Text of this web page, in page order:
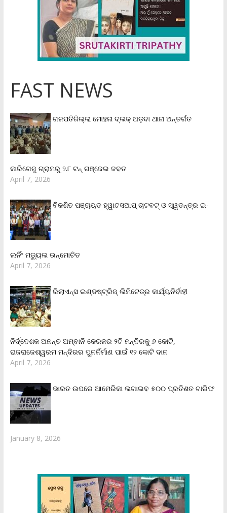
FAST NEWS
ଗଜପତିଜିଲ୍ଲା ମୋହନା ବ୍ଲକ୍‌ ଅଡ଼ବା ଥାନା ଅନ୍ତର୍ଗତ
କାରିଗେଜୁ ଗ୍ରାମରୁ ୨.୮ ଟନ୍ ଗଞ୍ଜେଇ ଜବତ
April 7, 2026
ବିକଶିତ ପଞ୍ଚାୟତ ହ୍ୱାଟସଆପ୍ ଚାଟବଟ୍ ଓ ସ୍ୱତନ୍ତ୍ର ଇ-
ଲର୍ନିଂ ମଡ୍ୟୁଲ ଉନ୍ମୋଚିତ
April 7, 2026
ରିଲାଏନ୍‌ସ ଇଣ୍ଡଷ୍ଟ୍ରିଜ୍ ଲିମିଟେଡ୍‌ର କାର୍ଯ୍ୟନିର୍ବାହୀ
ନିର୍ଦ୍ଦେଶକ ଅନନ୍ତ ଅମ୍ବାନି କେରଳର ୨ଟି ମନ୍ଦିରକୁ ୬ କୋଟି,
ରାଜରାଜେଶ୍ୱରମ ମନ୍ଦିରର ପୁନର୍ନିର୍ମାଣ ପାଇଁ ୧୨ କୋଟି ଦାନ
April 7, 2026
ଭାରତ ଉପରେ ଆମେରିକା ଲଗାଇବ ୫୦୦ ପ୍ରତିଶତ ଟାରିଫ
January 8, 2026